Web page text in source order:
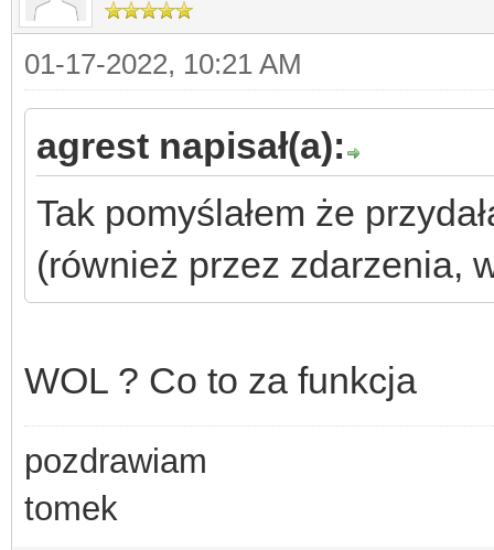
01-17-2022, 10:21 AM
agrest napisał(a):
Tak pomyślałem że
(również przez zdarzenia,
WOL ? Co to za funkcja
pozdrawiam
tomek